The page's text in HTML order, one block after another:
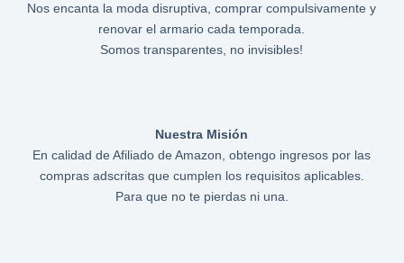
Nos encanta la moda disruptiva, comprar compulsivamente y
renovar el armario cada temporada.
Somos transparentes, no invisibles!
Nuestra Misión
En calidad de Afiliado de Amazon, obtengo ingresos por las
compras adscritas que cumplen los requisitos aplicables.
Para que no te pierdas ni una.